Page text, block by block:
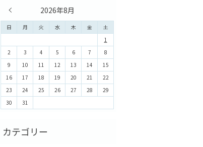
2026年8月
日 月 火 水 木 金 土
1
2
3 4 5 6 7
8
9
10 11 12 13 14
15
16
17 18 19 20 21
22
23
24 25 26 27 28
29
30
31